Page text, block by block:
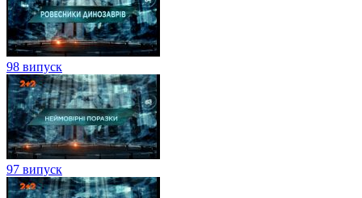
98 випуск
97 випуск